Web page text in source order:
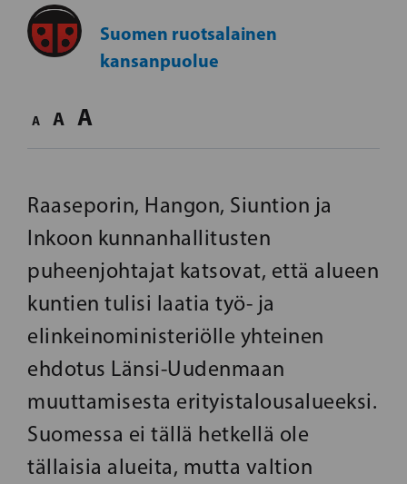
Suomen ruotsalainen
kansanpuolue
A A A
Raaseporin, Hangon, Siuntion ja
Inkoon kunnanhallitusten
puheenjohtajat katsovat, että alueen
kuntien tulisi laatia työ- ja
elinkeinoministeriölle yhteinen
ehdotus Länsi-Uudenmaan
muuttamisesta erityistalousalueeksi.
Suomessa ei tällä hetkellä ole
tällaisia alueita, mutta valtion